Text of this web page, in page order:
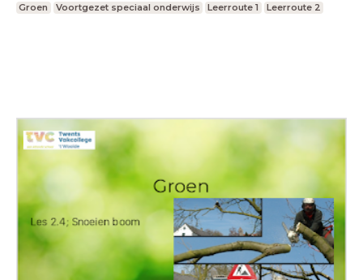
Groen Voortgezet speciaal onderwijs Leerroute 1 Leerroute 2